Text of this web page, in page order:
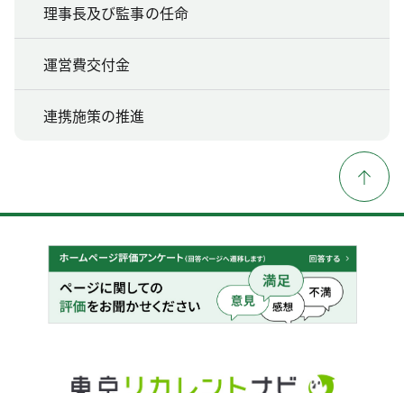
理事長及び監事の任命
運営費交付金
連携施策の推進